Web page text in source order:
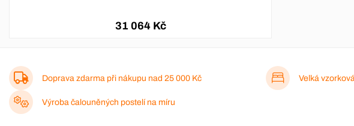
31 064 Kč
Doprava zdarma při nákupu nad 25 000 Kč Velká
Výroba čalouněných postelí na míru